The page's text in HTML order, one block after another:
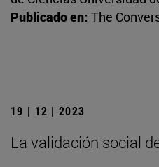
Publicado en: The
19 | 12 | 2023
La validación social